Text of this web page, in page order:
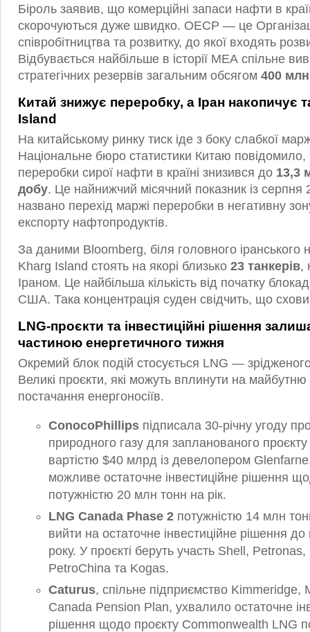
Біроль заявив, що комерційні запаси нафти в
скорочуються дуже швидко. ОЕСР — це
співробітництва та розвитку, до якої входять
Відбувається найбільше в історії МЕА спільне
стратегічних резервів загальним обсягом 400
Китай знижує переробку, а Іран накопичує
Island
На китайському ринку тиск іде з боку слабкої
Національне бюро статистики Китаю повідомило,
переробки сирої нафти в країні знизився до 13,3
добу. Це найнижчий місячний показник із
названо перехід маржі переробки в негативну
експорту нафтопродуктів.
За даними Bloomberg, біля головного іранського
Kharg Island стоять на якорі близько 23 танкерів,
Іраном. Це найбільша кількість від початку
США. Така концентрація суден свідчить, що
LNG-проєкти та інвестиційні рішення
частиною енергетичного тижня
Окремий блок подій стосується LNG —
Великі проєкти, які можуть вплинути на майбутню
постачання енергоносіїв.
ConocoPhillips підписала 30-річну угоду
природного газу для запланованого
вартістю $40 млрд із девелопером
можливе остаточне інвестиційне рішення
потужністю 20 млн тонн на рік.
LNG Canada Phase 2 потужністю 14 млн
вийти на остаточне інвестиційне рішення до
року. У проєкті беруть участь Shell,
PetroChina та Kogas.
Caturus, спільне підприємство Kimmeridge,
Canada Pension Plan, ухвалило остаточне
рішення щодо проєкту Commonwealth LNG